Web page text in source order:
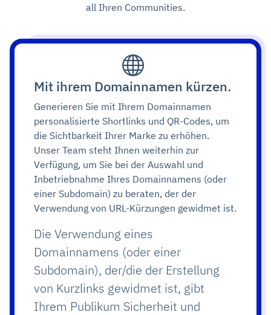
all Ihren Communities.
Mit ihrem Domainnamen kürzen.
Generieren Sie mit Ihrem Domainnamen
personalisierte Shortlinks und QR-Codes, um
die Sichtbarkeit Ihrer Marke zu erhöhen.
Unser Team steht Ihnen weiterhin zur
Verfügung, um Sie bei der Auswahl und
Inbetriebnahme Ihres Domainnamens (oder
einer Subdomain) zu beraten, der der
Verwendung von URL-Kürzungen gewidmet ist.
Die Verwendung eines
Domainnamens (oder einer
Subdomain), der/die der Erstellung
von Kurzlinks gewidmet ist, gibt
Ihrem Publikum Sicherheit und